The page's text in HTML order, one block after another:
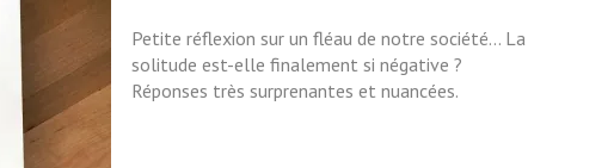
Petite réflexion sur un fléau de notre société... La
solitude est-elle finalement si négative ?
Réponses très surprenantes et nuancées.